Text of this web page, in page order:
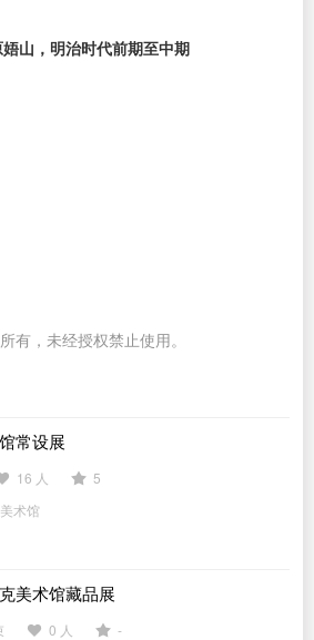
山，明治时代前期至中期
有，未经授权禁止使用。
常设展
16 人
5
术馆
美术馆藏品展
0 人
-